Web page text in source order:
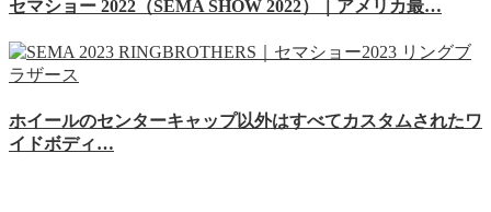
セマショー 2022（SEMA SHOW 2022）｜アメリカ最…
ホイールのセンターキャップ以外はすべてカスタムされたワ
イドボディ…